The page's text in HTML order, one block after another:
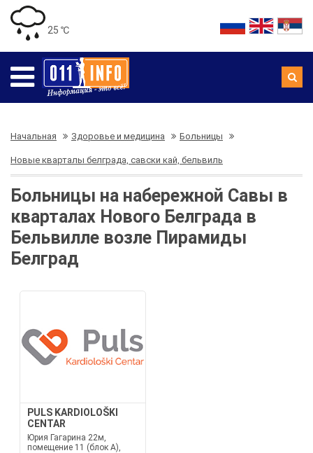
25 ℃
Начальная Здоровье и медицина Больницы
Новые кварталы белграда, савски кай, бельвиль
Больницы на набережной Савы в
кварталах Нового Белграда в
Бельвилле возле Пирамиды
Белград
PULS KARDIOLOŠKI
CENTAR
Юрия Гагарина 22м,
помещение 11 (блок А),